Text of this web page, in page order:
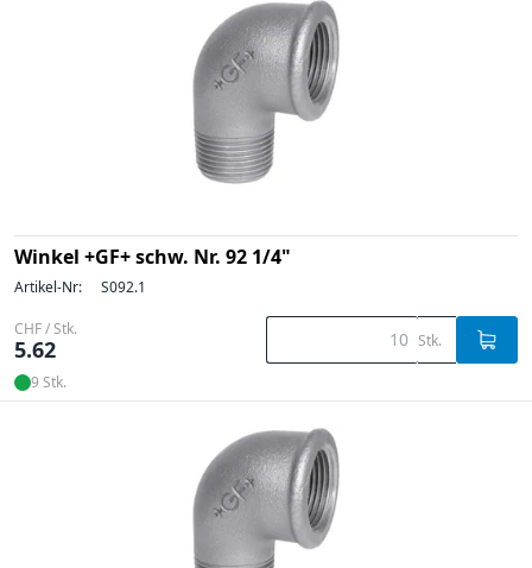
Winkel +GF+ schw. Nr. 92 1/4"
Artikel-Nr: S092.1
CHF / Stk.
5.62 Stk.
9 Stk.